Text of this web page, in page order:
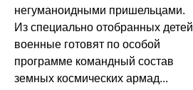
негуманоидными пришельцами.
Из специально отобранных детей
военные готовят по особой
программе командный состав
земных космических армад...